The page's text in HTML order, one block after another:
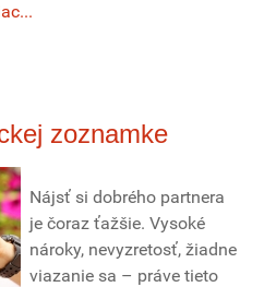
zoznamke
Nájsť si dobrého partnera
je čoraz ťažšie. Vysoké
nároky, nevyzretosť, žiadne
viazanie sa – práve tieto